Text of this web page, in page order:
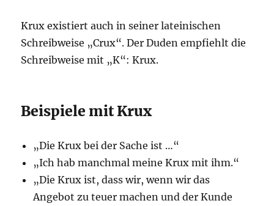
Krux existiert auch in seiner lateinischen
Schreibweise „Crux“. Der Duden empfiehlt die
Schreibweise mit „K“: Krux.
Beispiele mit Krux
„Die Krux bei der Sache ist …“
„Ich hab manchmal meine Krux mit ihm.“
„Die Krux ist, dass wir, wenn wir das
Angebot zu teuer machen und der Kunde